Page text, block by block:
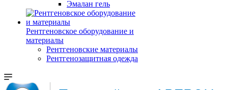
Эмалан гель
Рентгеновское оборудование и
материалы
Рентгеновские материалы
Рентгенозащитная одежда